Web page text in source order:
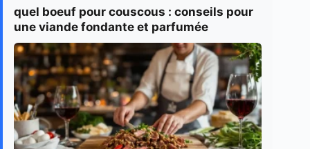
quel boeuf pour couscous : conseils pour
une viande fondante et parfumée